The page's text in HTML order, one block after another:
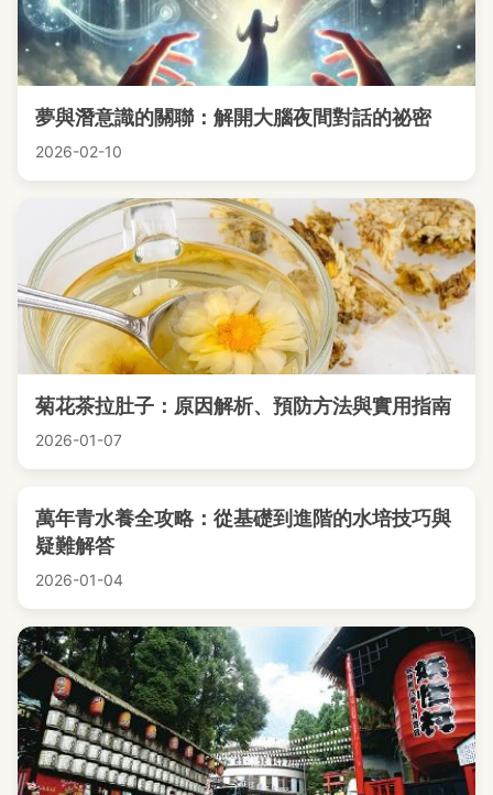
夢與潛意識的關聯：解開大腦夜間對話的祕密
2026-02-10
菊花茶拉肚子：原因解析、預防方法與實用指南
2026-01-07
萬年青水養全攻略：從基礎到進階的水培技巧與
疑難解答
2026-01-04